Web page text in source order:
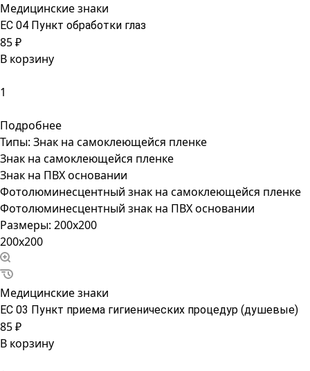
Медицинские знаки
ЕС 04 Пункт обработки глаз
85 ₽
В корзину
Подробнее
Типы: Знак на самоклеющейся пленке
Знак на самоклеющейся пленке
Знак на ПВХ основании
Фотолюминесцентный знак на самоклеющейся пленке
Фотолюминесцентный знак на ПВХ основании
Размеры: 200x200
200x200
Медицинские знаки
ЕС 03 Пункт приема гигиенических процедур (душевые)
85 ₽
В корзину